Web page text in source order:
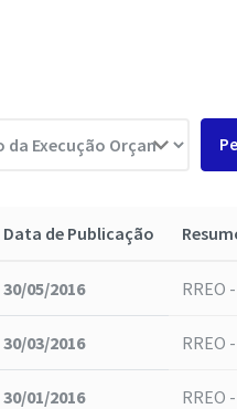
Data de Publicação
30/05/2016 RREO
30/03/2016 RREO
30/01/2016 RREO